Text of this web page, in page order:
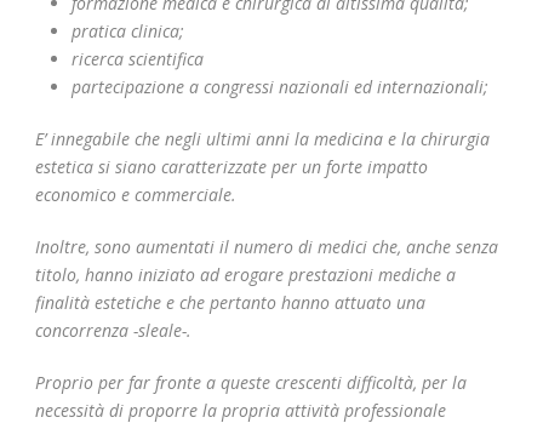
pratica clinica;
ricerca scientifica
partecipazione a congressi nazionali ed internazionali;
E’ innegabile che negli ultimi anni la medicina e la chirurgia
estetica si siano caratterizzate per un forte impatto
economico e commerciale.
Inoltre, sono aumentati il numero di medici che, anche senza
titolo, hanno iniziato ad erogare prestazioni mediche a
finalità estetiche e che pertanto hanno attuato una
concorrenza -sleale-.
Proprio per far fronte a queste crescenti difficoltà, per la
necessità di proporre la propria attività professionale